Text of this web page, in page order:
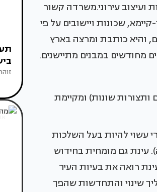
ועיצוב עירוני.משרדה קשור
שכונות ויישובים על פי
והיא כותבת ומרצה בארץ
מחודשים במבנים מתיישנים.
ותצורות שונות) ומקיימת
עשוי להיות בעל השלכות
עינת גם מומחית בחידוש
רואה את בעיות העיר
שינוי והתחדשות שהפך